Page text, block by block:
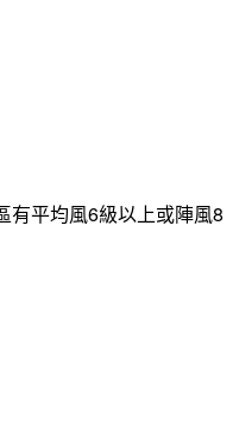
有平均風6級以上或陣風8